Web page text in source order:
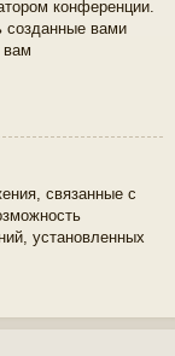
конференции.
созданные вами
вам
связанные с
установленных